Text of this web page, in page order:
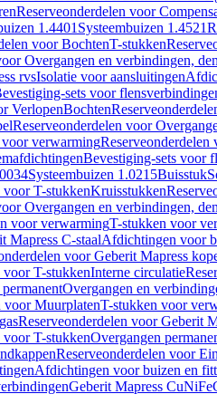
Reserveonderdelen voor
1.4401 Systeembuizen 1.4521
voor BochtenT-stukken
Overgangen en verbindingen,
rvsIsolatie voor aansluitingen
sets voor
VerlopenBochten
Reserveonderdelen voor
verwarming
Bevestiging-sets voor
Systeembuizen 1.0215Buisstuk
voor T-stukkenKruisstukken
Overgangen en verbindingen,
voor verwarmingT-stukken voor
Mapress C-staalAfdichtingen voor
voor Geberit Mapress
voor T-stukkenInterne circulatie
Overgangen en
voor MuurplatenT-stukken voor
Reserveonderdelen voor Geberit
voor T-stukkenOvergangen
Reserveonderdelen voor
Afdichtingen voor buizen en
Geberit Mapress CuNiFe